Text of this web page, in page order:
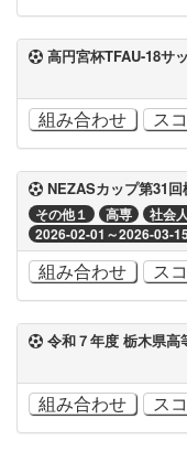
高円宮杯TFAU-18サ
組み合わせ ス
NEZASカップ第31
その他１ 高専 社会人
2026-02-01～2026-03-15
組み合わせ ス
令和７年度 栃木県高
組み合わせ ス